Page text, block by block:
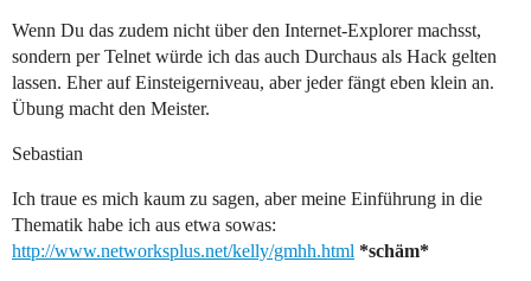
Wenn Du das zudem nicht über den Internet-Explorer machsst,
sondern per Telnet würde ich das auch Durchaus als Hack gelten
lassen. Eher auf Einsteigerniveau, aber jeder fängt eben klein an.
Übung macht den Meister.
Sebastian
Ich traue es mich kaum zu sagen, aber meine Einführung in die
Thematik habe ich aus etwa sowas:
http://www.networksplus.net/kelly/gmhh.html *schäm*